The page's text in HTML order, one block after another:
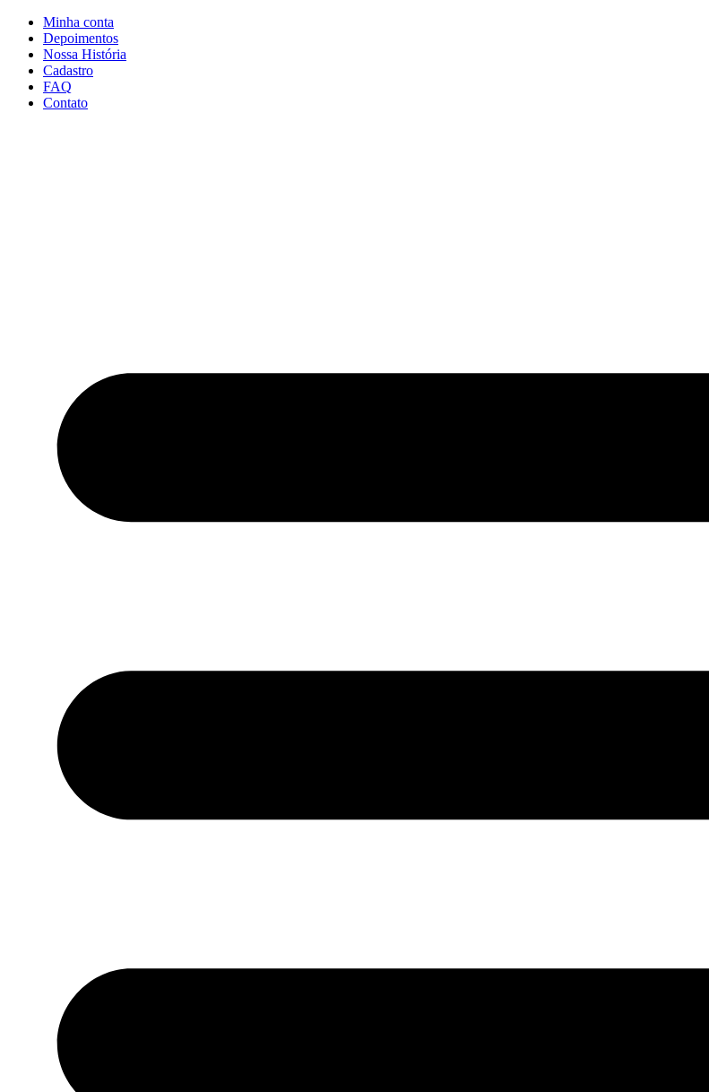
para
conteúdo
Minha conta
Depoimentos
Nossa História
Cadastro
FAQ
Contato